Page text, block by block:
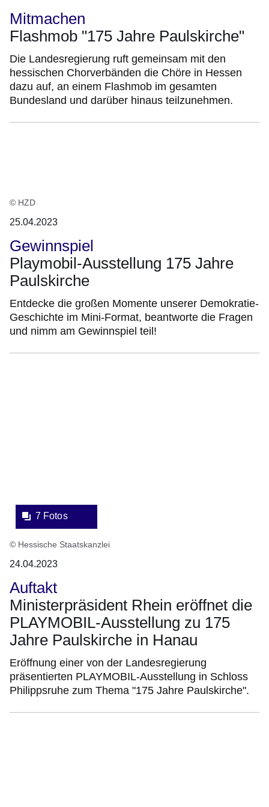
Mitmachen
Flashmob "175 Jahre Paulskirche"
Die Landesregierung ruft gemeinsam mit den
hessischen Chorverbänden die Chöre in Hessen
dazu auf, an einem Flashmob im gesamten
Bundesland und darüber hinaus teilzunehmen.
© HZD
25.04.2023
Gewinnspiel
Playmobil-Ausstellung 175 Jahre
Paulskirche
Entdecke die großen Momente unserer Demokratie-
Geschichte im Mini-Format, beantworte die Fragen
und nimm am Gewinnspiel teil!
7 Fotos
© Hessische Staatskanzlei
24.04.2023
Auftakt
Ministerpräsident Rhein eröffnet die
PLAYMOBIL-Ausstellung zu 175
Jahre Paulskirche in Hanau
Eröffnung einer von der Landesregierung
präsentierten PLAYMOBIL-Ausstellung in Schloss
Philippsruhe zum Thema "175 Jahre Paulskirche".